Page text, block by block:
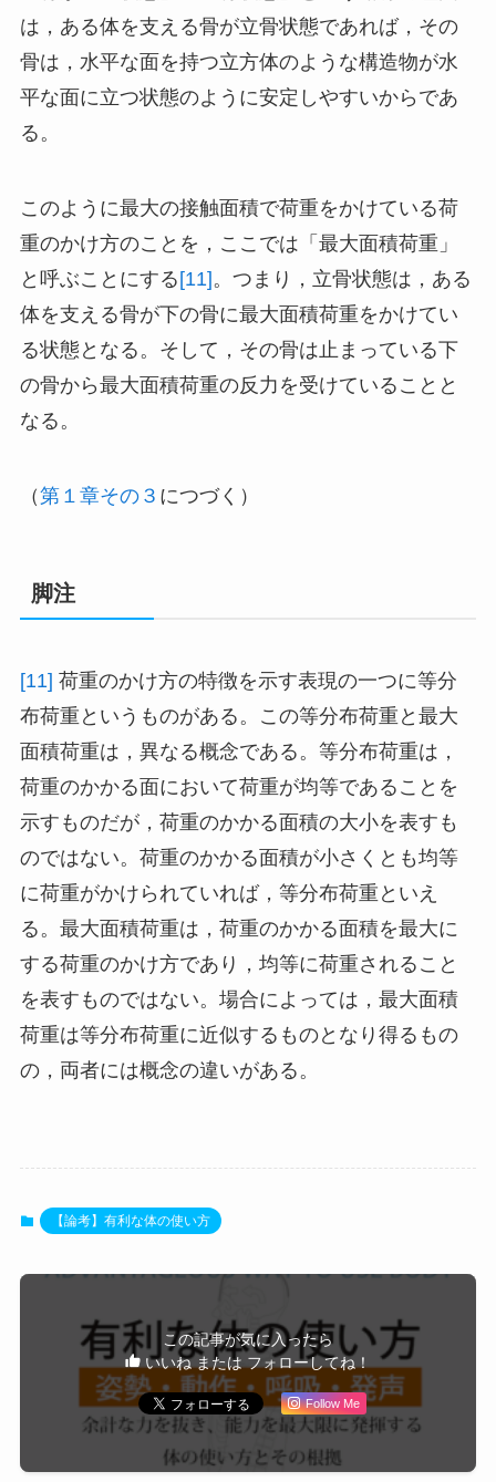
は，ある体を支える骨が立骨状態であれば，その
骨は，水平な面を持つ立方体のような構造物が水
平な面に立つ状態のように安定しやすいからであ
る。
このように最大の接触面積で荷重をかけている荷
重のかけ方のことを，ここでは「最大面積荷重」
と呼ぶことにする [11]。つまり，立骨状態は，ある
体を支える骨が下の骨に最大面積荷重をかけてい
る状態となる。そして，その骨は止まっている下
の骨から最大面積荷重の反力を受けていることと
なる。
（第１章その３ につづく）
脚注
[11] 荷重のかけ方の特徴を示す表現の一つに等分
布荷重というものがある。この等分布荷重と最大
面積荷重は，異なる概念である。等分布荷重は，
荷重のかかる面において荷重が均等であることを
示すものだが，荷重のかかる面積の大小を表すも
のではない。荷重のかかる面積が小さくとも均等
に荷重がかけられていれば，等分布荷重といえ
る。最大面積荷重は，荷重のかかる面積を最大に
する荷重のかけ方であり，均等に荷重されること
を表すものではない。場合によっては，最大面積
荷重は等分布荷重に近似するものとなり得るもの
の，両者には概念の違いがある。
【論考】有利な体の使い方
この記事が気に入ったら
いいね または フォローしてね！
Follow Me